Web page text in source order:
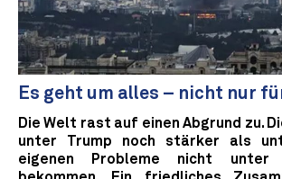
Es geht um alles – nicht nur
Die Welt rast auf einen Abgrund zu.
unter Trump noch stärker als
eigenen Probleme nicht unter